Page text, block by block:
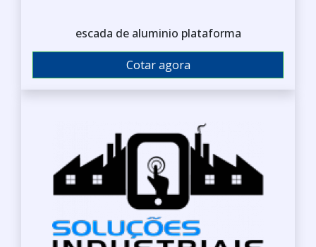
escada de aluminio plataforma
Cotar agora